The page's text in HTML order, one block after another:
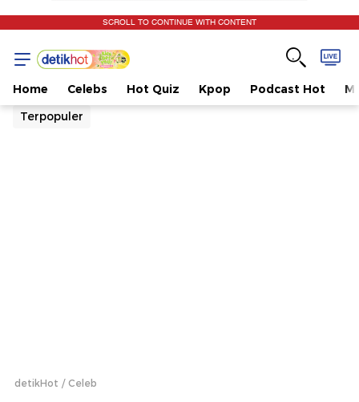
SCROLL TO CONTINUE WITH CONTENT
Home Celebs Hot Quiz Kpop Podcast Hot
Terpopuler
detikHot Celeb